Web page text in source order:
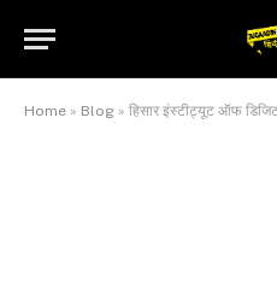
Home » Blog » हिसार इंस्टीट्यूट ऑफ डिजिटल